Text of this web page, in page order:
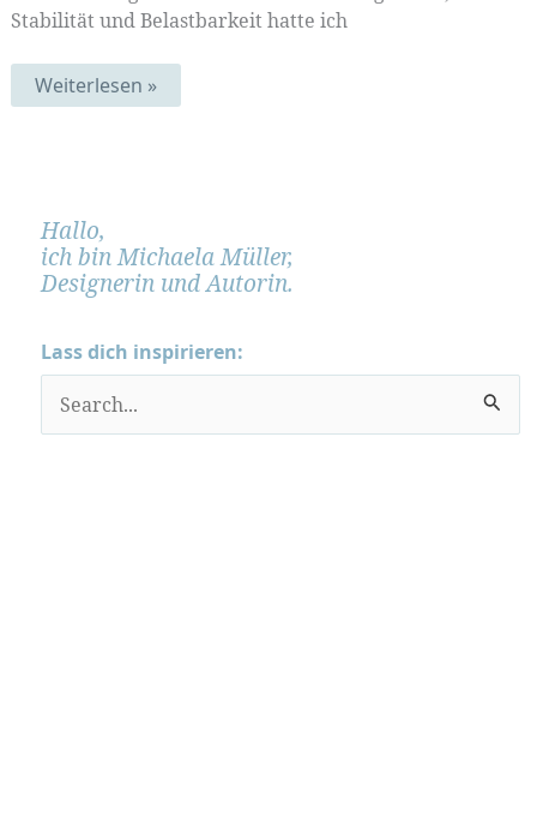
Stabilität und Belastbarkeit hatte ich
Auspacken
(Mustermittwoch
Weiterlesen »
Hallo,
ich bin Michaela Müller,
Designerin und Autorin.
Lass dich inspirieren:
u